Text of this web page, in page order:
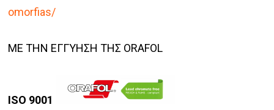
omorfias/
ΜΕ ΤΗΝ ΕΓΓΥΗΣΗ ΤΗΣ ORAFOL
ISO 9001